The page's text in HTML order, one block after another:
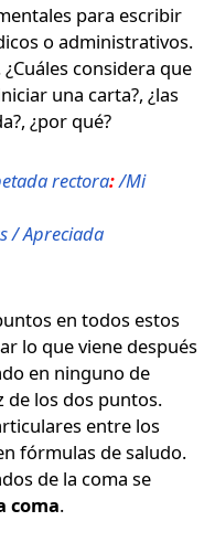
para escribir
o administrativos.
considera que
una carta?, ¿las
¿por qué?
rectora:/Mi
/ Apreciada
en todos estos
lo que viene después
en ninguno de
de los dos puntos.
entre los
fórmulas de saludo.
de la coma se
coma.